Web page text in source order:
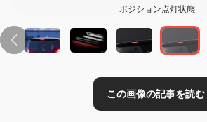
ポジション点灯状態
この画像の記事を読む